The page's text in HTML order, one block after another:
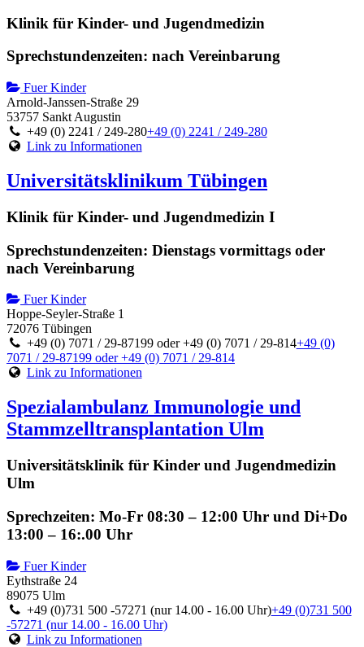
Klinik für Kinder- und Jugendmedizin
Sprechstundenzeiten: nach Vereinbarung
Fuer Kinder
Arnold-Janssen-Straße 29
53757 Sankt Augustin
+49 (0) 2241 / 249-280+49 (0) 2241 / 249-280
Link zu Informationen
Universitätsklinikum Tübingen
Klinik für Kinder- und Jugendmedizin I
Sprechstundenzeiten: Dienstags vormittags oder
nach Vereinbarung
Fuer Kinder
Hoppe-Seyler-Straße 1
72076 Tübingen
+49 (0) 7071 / 29-87199 oder +49 (0) 7071 / 29-814+49 (0)
7071 / 29-87199 oder +49 (0) 7071 / 29-814
Link zu Informationen
Spezialambulanz Immunologie und
Stammzelltransplantation Ulm
Universitätsklinik für Kinder und Jugendmedizin
Ulm
Sprechzeiten: Mo-Fr 08:30 – 12:00 Uhr und Di+Do
13:00 – 16:.00 Uhr
Fuer Kinder
Eythstraße 24
89075 Ulm
+49 (0)731 500 -57271 (nur 14.00 - 16.00 Uhr)+49 (0)731 500
-57271 (nur 14.00 - 16.00 Uhr)
Link zu Informationen